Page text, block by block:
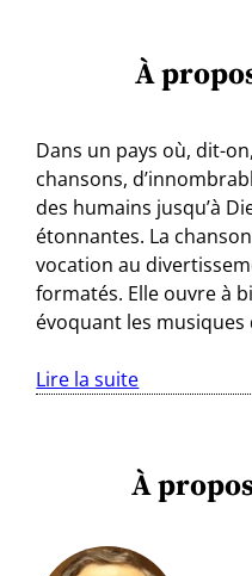
À
Dans un pays où, dit-
chansons,
des humains jusqu’à
étonnantes. La
vocation au
formatés. Elle ouvre à
évoquant les
Lire la suite
À